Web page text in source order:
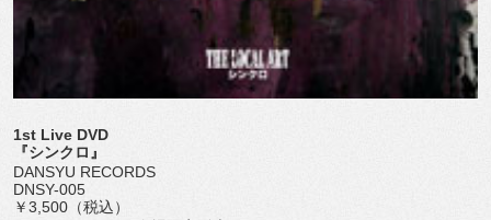
1st Live DVD
『シンクロ』
DANSYU RECORDS
DNSY-005
￥3,500（税込）